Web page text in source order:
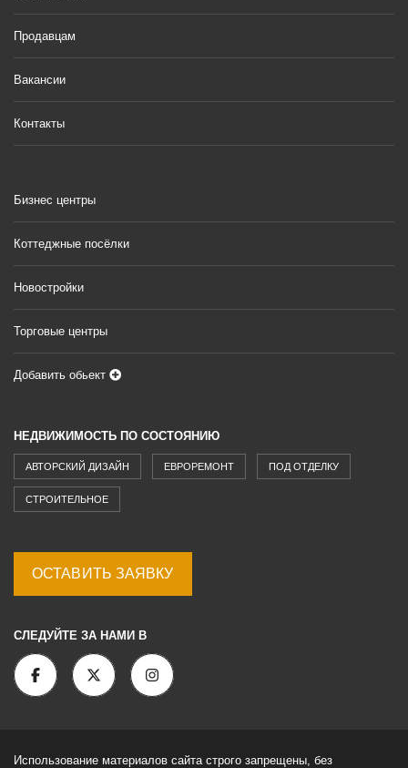
Продавцам
Вакансии
Контакты
Бизнес центры
Коттеджные посёлки
Новостройки
Торговые центры
Добавить обьект
НЕДВИЖИМОСТЬ ПО СОСТОЯНИЮ
АВТОРСКИЙ ДИЗАЙН ЕВРОРЕМОНТ ПОД ОТДЕЛКУ
СТРОИТЕЛЬНОЕ
ОСТАВИТЬ ЗАЯВКУ
СЛЕДУЙТЕ ЗА НАМИ В
Использование материалов сайта строго запрещены, без